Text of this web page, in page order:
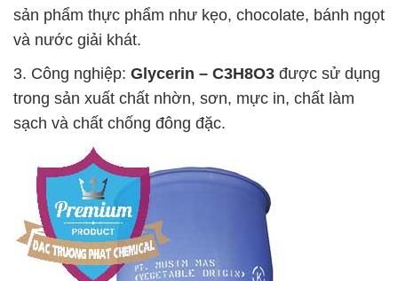
sản phẩm thực phẩm như kẹo, chocolate, bánh ngọt
và nước giải khát.
3. Công nghiệp: Glycerin – C3H8O3 được sử dụng
trong sản xuất chất nhờn, sơn, mực in, chất làm
sạch và chất chống đông đặc.